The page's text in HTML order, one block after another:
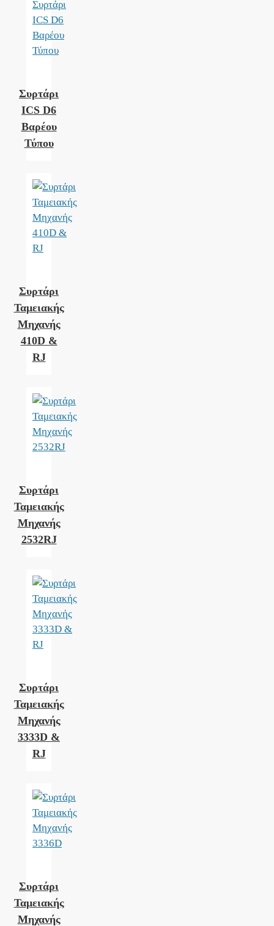
Συρτάρι
ICS D6
Βαρέου
Τύπου
Συρτάρι
Ταμειακής
Μηχανής
410D &
RJ
Συρτάρι
Ταμειακής
Μηχανής
2532RJ
Συρτάρι
Ταμειακής
Μηχανής
3333D &
RJ
Συρτάρι
Ταμειακής
Μηχανής